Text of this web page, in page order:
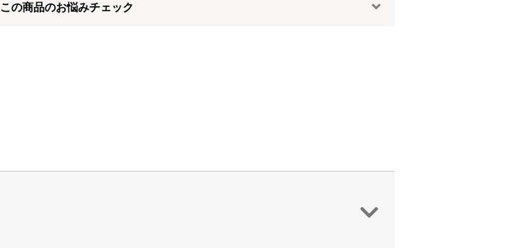
この商品のお悩みチェック